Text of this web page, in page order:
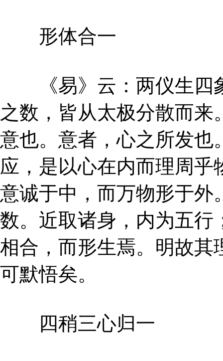
形体合一
《易》云：两仪生四
之数，皆从太极分散而
意也。意者，心之所发也
应，是以心在内而理周
意诚于中，而万物形于外
数。近取诸身，内为五行
相合，而形生焉。明故其
可默悟矣。
四稍三心归一